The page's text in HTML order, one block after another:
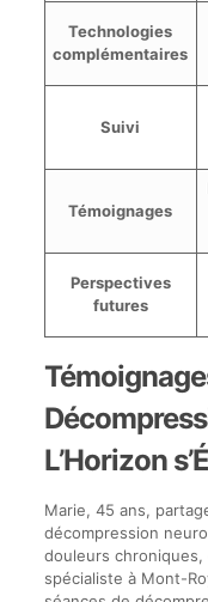
Technologies
complémentaires
Suivi
Témoignages
Perspectives
futures
L’Horizon
Marie, 45 ans,
décompression
douleurs
spécialiste à Mont-